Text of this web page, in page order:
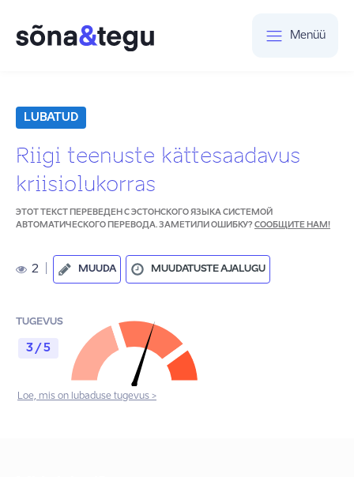
Menüü
LUBATUD
Riigi teenuste kättesaadavus
kriisiolukorras
ЭТОТ ТЕКСТ ПЕРЕВЕДЕН С ЭСТОНСКОГО ЯЗЫКА СИСТЕМОЙ
АВТОМАТИЧЕСКОГО ПЕРЕВОДА. ЗАМЕТИЛИ ОШИБКУ? СООБЩИТЕ НАМ!
2 MUUDA MUUDATUSTE AJALUGU
TUGEVUS
3 / 5
Loe, mis on lubaduse tugevus >